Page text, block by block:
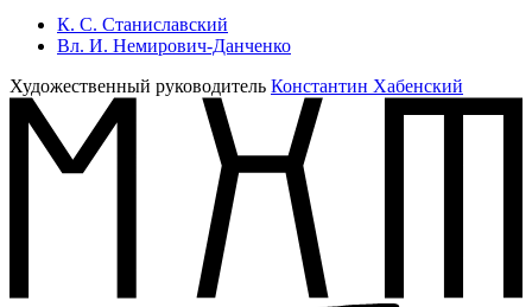
К. С. Станиславский
Вл. И. Немирович-Данченко
Художественный руководитель Константин Хабенский